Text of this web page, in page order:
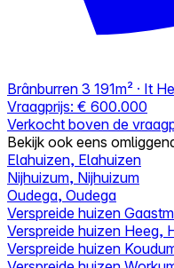
Brânburren 3 191m² · It
Vraagprijs: € 600.000
Verkocht boven de
Bekijk ook eens
Elahuizen, Elahuizen
Nijhuizum, Nijhuizum
Oudega, Oudega
Verspreide huizen
Verspreide huizen Heeg,
Verspreide huizen